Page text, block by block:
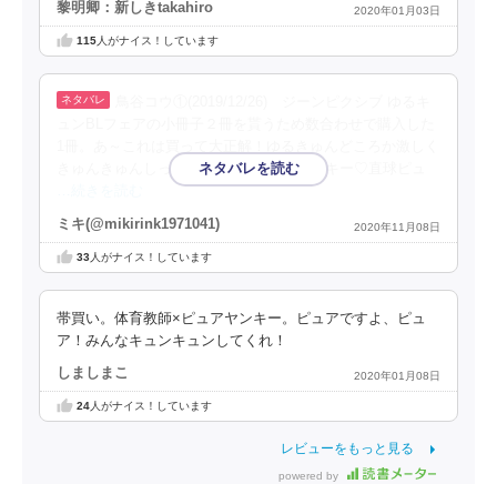
黎明卿：新しきtakahiro 2020年01月03日
115人がナイス！しています
きゅんきゅんしっぱなし。体育教師×ヤンキー♡直球ピュ
ミキ(@mikirink1971041) 2020年11月08日
33人がナイス！しています
帯買い。体育教師×ピュアヤンキー。ピュアですよ、ピュ
ア！みんなキュンキュンしてくれ！
しましまこ 2020年01月08日
24人がナイス！しています
レビューをもっと見る
powered by